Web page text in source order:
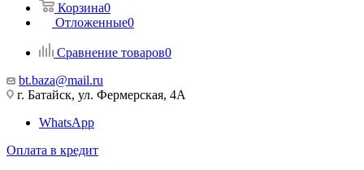
Корзина0
Отложенные0
Сравнение товаров0
bt.baza@mail.ru
г. Батайск, ул. Фермерская, 4А
WhatsApp
Оплата в кредит